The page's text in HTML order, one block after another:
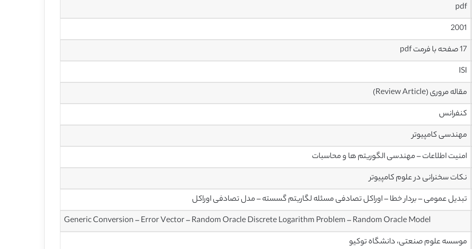
pdf
2001
17 صفحه با فرمت pdf
ISI
مقاله مروری (Review Article)
کنفرانس
مهندسی کامپیوتر
امنیت اطلاعات – مهندسی الگوریتم ها و محاسبات
نکات سخنرانی در علوم کامپیوتر
تبدیل عمومی – بردار خطا – اوراکل تصادفی مسئله لگاریتم گسسته – مدل تصادفی اوراکل
Generic Conversion – Error Vector – Random Oracle Discrete Logarithm Problem – Random Oracle Model
موسسه علوم صنعتی، دانشگاه توکیو